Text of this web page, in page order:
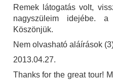
Remek látogatás volt,
nagyszüleim idejébe.
Köszönjük.
Nem olvasható aláírások
2013.04.27.
Thanks for the great tour!